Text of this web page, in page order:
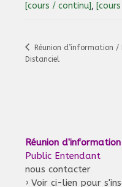
[cours / continu], [cours
Réunion d’information /
Distanciel
Réunion d'information
Public Entendant
nous contacter
›Voir ci-lien pour